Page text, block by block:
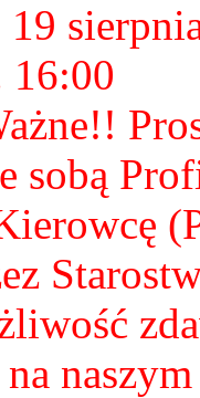
16:00
sobą
naszym